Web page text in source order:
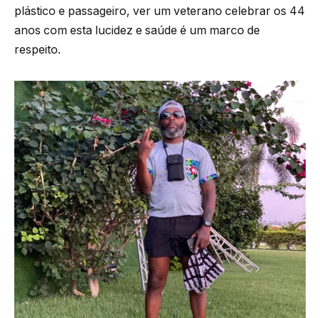
plástico e passageiro, ver um veterano celebrar os 44
anos com esta lucidez e saúde é um marco de
respeito.